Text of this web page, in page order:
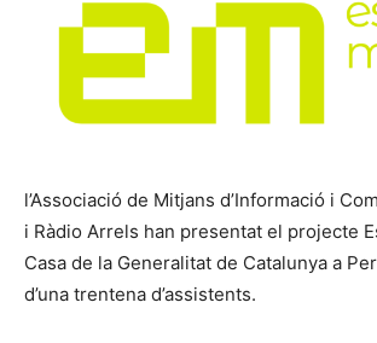
l’Associació de Mitjans d’Informació i
i Ràdio Arrels han presentat el projecte
Casa de la Generalitat de Catalunya a
d’una trentena d’assistents.